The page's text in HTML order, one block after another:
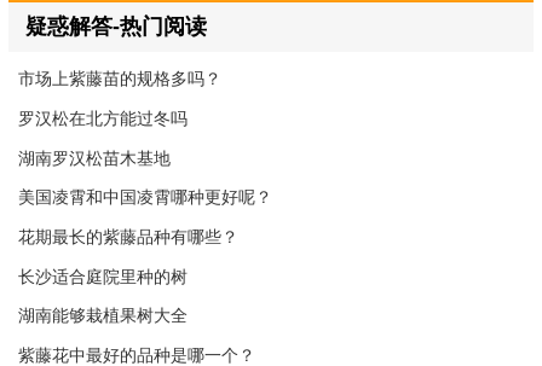
疑惑解答-热门阅读
市场上紫藤苗的规格多吗？
罗汉松在北方能过冬吗
湖南罗汉松苗木基地
美国凌霄和中国凌霄哪种更好呢？
花期最长的紫藤品种有哪些？
长沙适合庭院里种的树
湖南能够栽植果树大全
紫藤花中最好的品种是哪一个？